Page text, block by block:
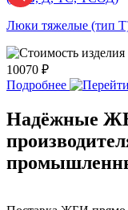
Люки тяжелые (тип
10070 ₽
Подробнее
Надёжные